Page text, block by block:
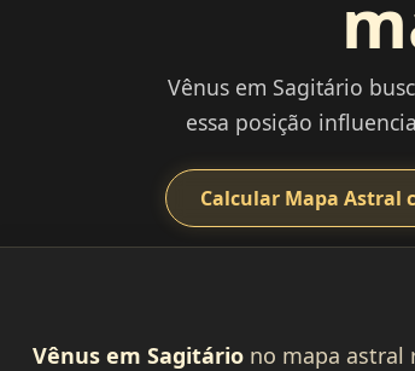
Vênus em Sagitário
essa posição
Calcular Mapa Astral
Vênus em Sagitário no mapa astral